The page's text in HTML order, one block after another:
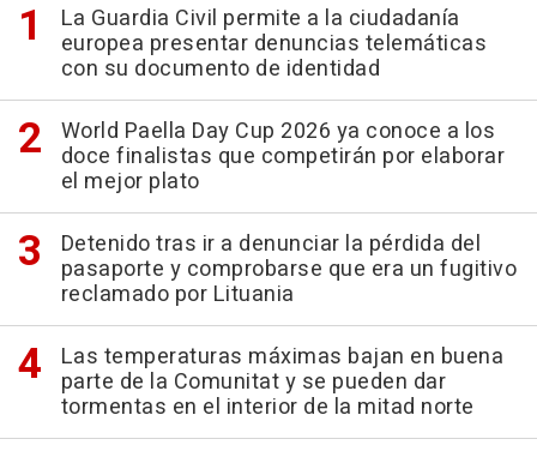
La Guardia Civil permite a la ciudadanía
europea presentar denuncias telemáticas
con su documento de identidad
World Paella Day Cup 2026 ya conoce a los
doce finalistas que competirán por elaborar
el mejor plato
Detenido tras ir a denunciar la pérdida del
pasaporte y comprobarse que era un fugitivo
reclamado por Lituania
Las temperaturas máximas bajan en buena
parte de la Comunitat y se pueden dar
tormentas en el interior de la mitad norte